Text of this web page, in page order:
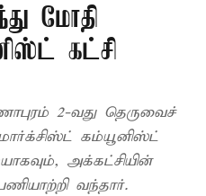
மோதி
கட்சி
2-வது தெருவைச்
கம்யூனிஸ்ட்
அக்கட்சியின்
வந்தார்.